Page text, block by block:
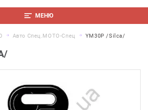
МЕНЮ
Авто Спец.MOTO-Спец YM30P /Silca/